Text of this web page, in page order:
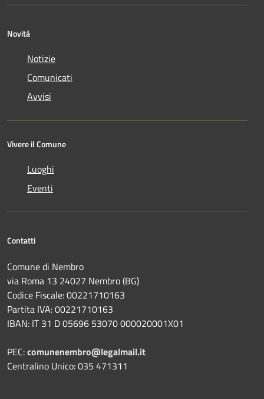
Novità
Notizie
Comunicati
Avvisi
Vivere il Comune
Luoghi
Eventi
Contatti
Comune di Nembro
via Roma 13 24027 Nembro (BG)
Codice Fiscale: 00221710163
Partita IVA: 00221710163
IBAN: IT 31 D 05696 53070 000020001X01
PEC:comunenembro@legalmail.it
Centralino Unico: 035 471311